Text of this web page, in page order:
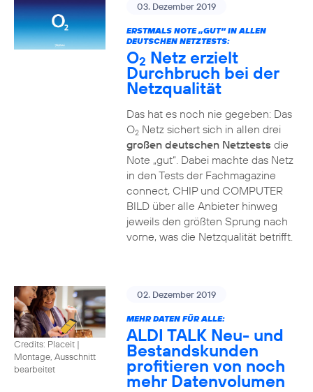
03. Dezember 2019
ERSTMALS NOTE „GUT“ IN ALLEN
DEUTSCHEN NETZTESTS:
O2 Netz erzielt
Durchbruch bei der
Netzqualität
Das hat es noch nie gegeben: Das
O2Netz sichert sich in allen drei
großen deutschen Netztests die
Note „gut“. Dabei machte das Netz
in den Tests der Fachmagazine
connect, CHIP und COMPUTER
BILD über alle Anbieter hinweg
jeweils den größten Sprung nach
vorne, was die Netzqualität betrifft.
Credits: Placeit |
Montage, Ausschnitt
bearbeitet
02. Dezember 2019
MEHR DATEN FÜR ALLE:
ALDI TALK Neu- und
Bestandskunden
profitieren von noch
mehr Datenvolumen